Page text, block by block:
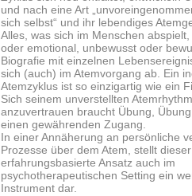
und nach eine Art
sich selbst“ und ihr lebendiges
Alles, was sich im Menschen
oder emotional, unbewusst oder
Biografie mit einzelnen
sich (auch) im Atemvorgang ab. Ein
Atemzyklus ist so einzigartig wie ein
Sich seinem unverstellten
anzuvertrauen braucht Übung,
einen gewährenden Zugang.
In einer Annäherung an persönliche
Prozesse über dem Atem, stellt dieser
erfahrungsbasierte Ansatz auch im
psychotherapeutischen Setting ein
Instrument dar.